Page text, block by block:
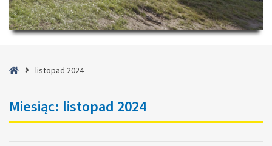
Stronalistopad 2024
Miesiąc: listopad 2024